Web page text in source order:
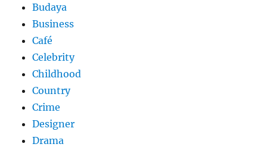
Budaya
Business
Café
Celebrity
Childhood
Country
Crime
Designer
Drama